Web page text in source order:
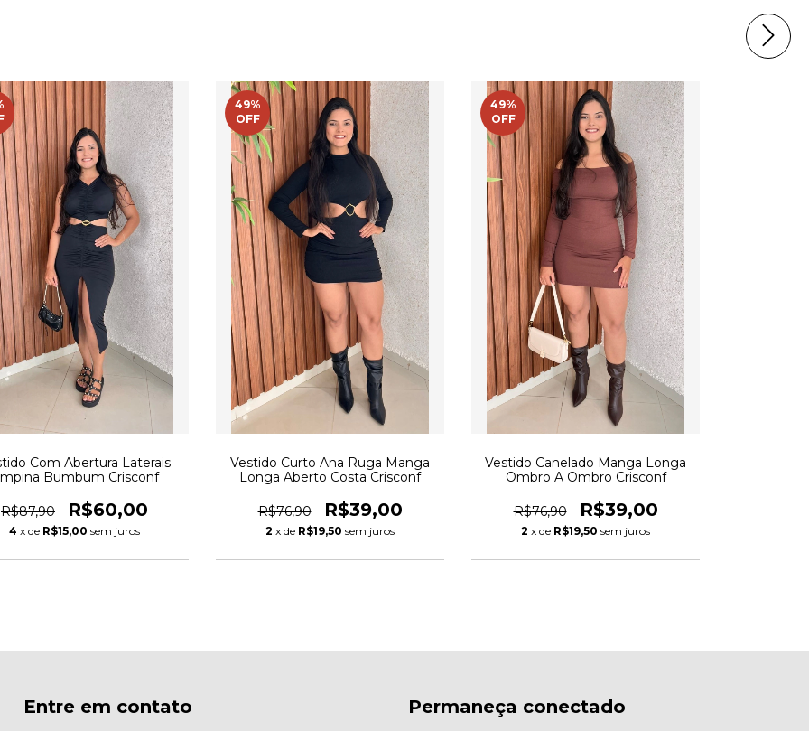
Com Abertura Laterais
Bumbum Crisconf
R$87,90 R$60,00
4 x de R$15,00 sem juros
49%
OFF
Vestido Curto Ana Ruga Manga
Longa Aberto Costa Crisconf
R$76,90 R$39,00
2 x de R$19,50 sem juros
49%
OFF
Vestido Canelado Manga Longa
Ombro A Ombro Crisconf
R$76,90 R$39,00
2 x de R$19,50 sem juros
Entre em contato Permaneça conectado